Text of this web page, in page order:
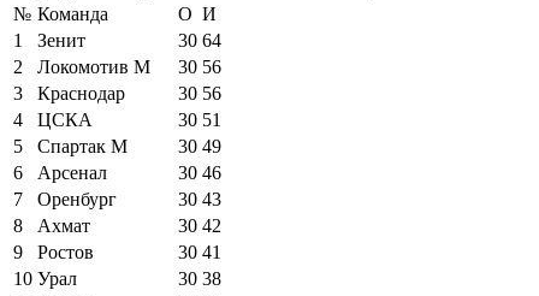
№ Команда О И
1
Зенит 30 64
2
Локомотив М 30 56
3
Краснодар 30 56
4
ЦСКА 30 51
5
Спартак М 30 49
6
Арсенал 30 46
7
Оренбург 30 43
8
Ахмат 30 42
9
Ростов 30 41
10 Урал 30 38